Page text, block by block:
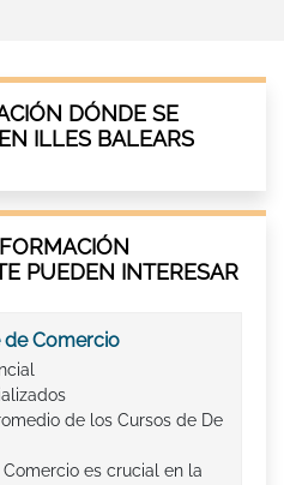
DÓNDE SE
ILLES BALEARS
PUEDEN INTERESAR
de Comercio
de los Cursos de De
es crucial en la